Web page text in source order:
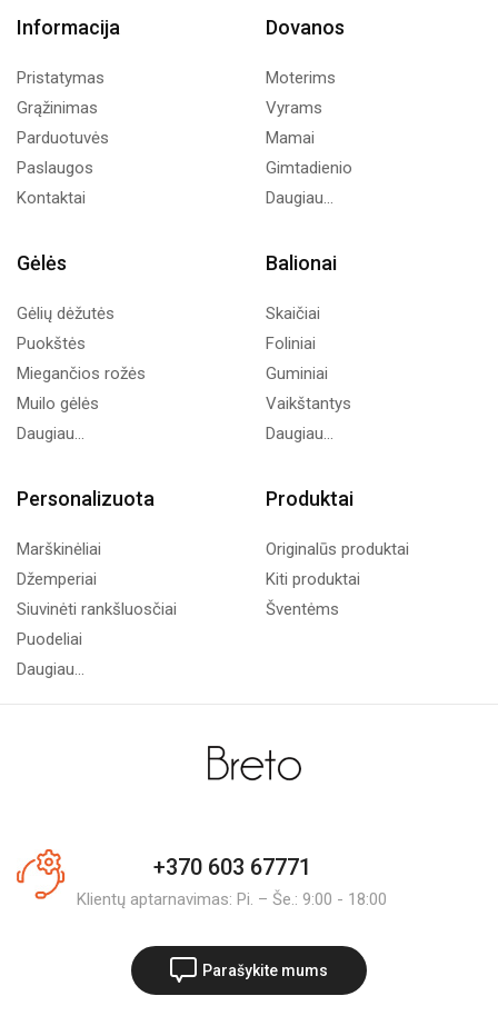
Informacija
Pristatymas
Grąžinimas
Parduotuvės
Paslaugos
Kontaktai
Dovanos
Moterims
Vyrams
Mamai
Gimtadienio
Daugiau...
Gėlės
Gėlių dėžutės
Puokštės
Miegančios rožės
Muilo gėlės
Daugiau...
Balionai
Skaičiai
Foliniai
Guminiai
Vaikštantys
Daugiau...
Personalizuota
Marškinėliai
Džemperiai
Siuvinėti rankšluosčiai
Puodeliai
Daugiau...
Produktai
Originalūs produktai
Kiti produktai
Šventėms
+370 603 67771
Klientų aptarnavimas: Pi. – Še.: 9:00 - 18:00
Parašykite mums